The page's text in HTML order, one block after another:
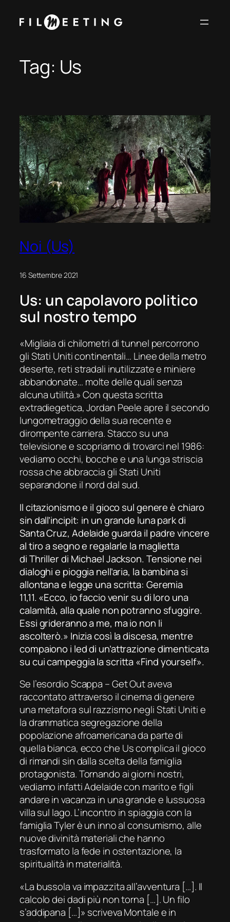
Tag: Us
Noi (Us)
16 Settembre 2021
Us: un capolavoro politico
sul nostro tempo
«Migliaia di chilometri di tunnel percorrono
gli Stati Uniti continentali… Linee della metro
deserte, reti stradali inutilizzate e miniere
abbandonate… molte delle quali senza
alcuna utilità.» Con questa scritta
extradiegetica, Jordan Peele apre il secondo
lungometraggio della sua recente e
dirompente carriera. Stacco su una
televisione e scopriamo di trovarci nel 1986:
vediamo occhi, bocche e una lunga striscia
rossa che abbraccia gli Stati Uniti
separandone il nord dal sud.
Il citazionismo e il gioco sul genere è chiaro
sin dall’incipit: in un grande luna park di
Santa Cruz, Adelaide guarda il padre vincere
al tiro a segno e regalarle la maglietta
diThrillerdi Michael Jackson. Tensione nei
dialoghi e pioggia nell’aria, la bambina si
allontana e legge una scritta: Geremia
11,11. «Ecco, io faccio venir su di loro una
calamità, alla quale non potranno sfuggire.
Essi grideranno a me, ma io non li
ascolterò.» Inizia così la discesa, mentre
compaiono i led di un’attrazione dimenticata
su cui campeggia la scritta «Find yourself».
Se l’esordioScappa – Get Outaveva
raccontato attraverso il cinema di genere
una metafora sul razzismo negli Stati Uniti e
la drammatica segregazione della
popolazione afroamericana da parte di
quella bianca, ecco che Uscomplica il gioco
di rimandi sin dalla scelta della famiglia
protagonista. Tornando ai giorni nostri,
vediamo infatti Adelaide con marito e figli
andare in vacanza in una grande e lussuosa
villa sul lago. L’incontro in spiaggia con la
famiglia Tyler è un inno al consumismo, alle
nuove divinità materiali che hanno
trasformato la fede in ostentazione, la
spiritualità in materialità.
«La bussola va impazzita all’avventura […]. Il
calcolo dei dadi più non torna […]. Un filo
s’addipana […]» scriveva Montale e in